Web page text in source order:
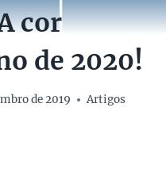
cor
de 2020!
de 2019 Artigos